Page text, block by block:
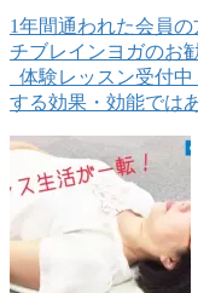
1年間通われた会員
チブレインヨガのお
体験レッスン受付
する効果・効能で